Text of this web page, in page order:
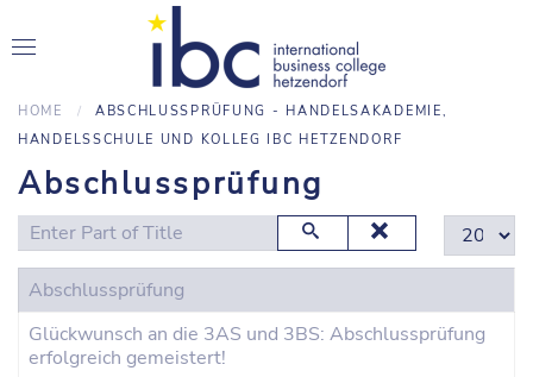
HOME
ABSCHLUSSPRÜFUNG - HANDELSAKADEMIE,
HANDELSSCHULE UND KOLLEG IBC HETZENDORF
Abschlussprüfung
Enter Part of Title Display #
Abschlussprüfung
Glückwunsch an die 3AS und 3BS: Abschlussprüfung
erfolgreich gemeistert!